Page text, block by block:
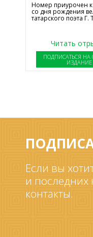
Номер приурочен
со дня рождения
татарского поэта Г.
Читать
ПОДПИСАТЬСЯ
ИЗДАНИЕ
Если вы
и последних
контакты.